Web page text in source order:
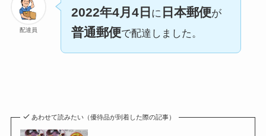
配達員
2022年4月4日 に 日本郵便が
普通郵便で配達しました。
あわせて読みたい（優待品が到着した際の記事）